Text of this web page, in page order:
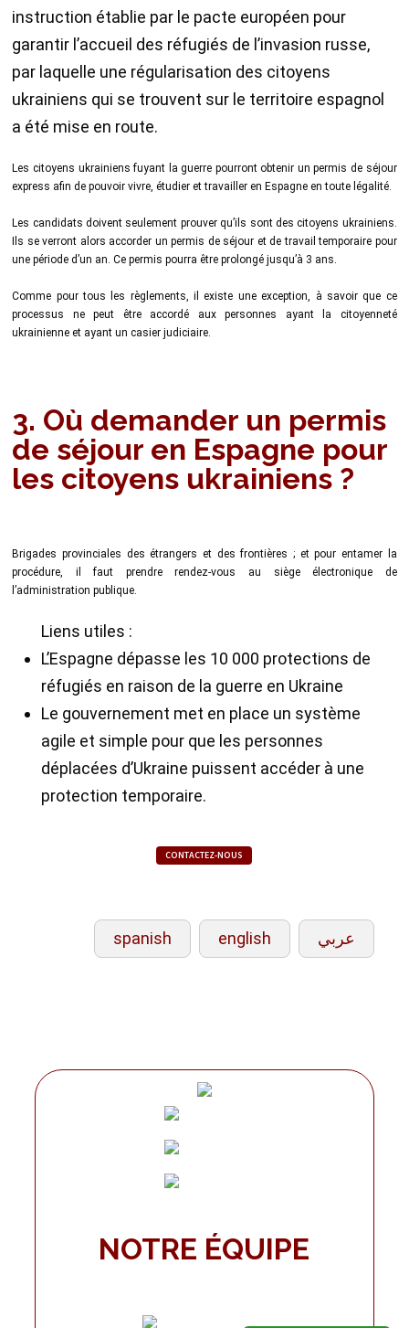
instruction établie par le pacte européen pour
garantir l’accueil des réfugiés de l’invasion russe,
par laquelle une régularisation des citoyens
ukrainiens qui se trouvent sur le territoire espagnol
a été mise en route.
Les citoyens ukrainiens fuyant la guerre pourront obtenir un permis de séjour
express afin de pouvoir vivre, étudier et travailler en Espagne en toute légalité.
Les candidats doivent seulement prouver qu’ils sont des citoyens ukrainiens.
Ils se verront alors accorder un permis de séjour et de travail temporaire pour
une période d’un an. Ce permis pourra être prolongé jusqu’à 3 ans.
Comme pour tous les règlements, il existe une exception, à savoir que ce
processus ne peut être accordé aux personnes ayant la citoyenneté
ukrainienne et ayant un casier judiciaire.
3. Où demander un permis
de séjour en Espagne pour
les citoyens ukrainiens ?
Brigades provinciales des étrangers et des frontières ; et pour entamer la
procédure, il faut prendre rendez-vous au siège électronique de
l’administration publique.
Liens utiles :
L’Espagne dépasse les 10 000 protections de
réfugiés en raison de la guerre en Ukraine
Le gouvernement met en place un système
agile et simple pour que les personnes
déplacées d’Ukraine puissent accéder à une
protection temporaire.
CONTACTEZ-NOUS
spanish english عربي
NOTRE ÉQUIPE